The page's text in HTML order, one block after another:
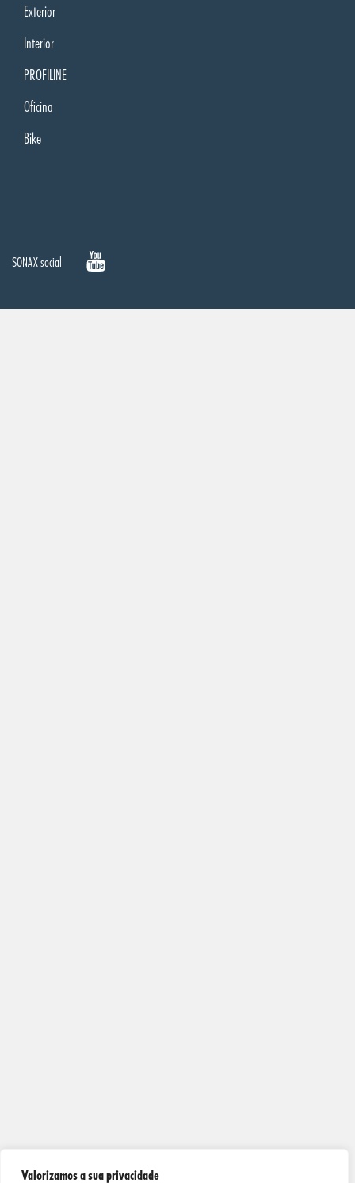
Valorizamos a sua privacidade
Exterior
Interior
PROFILINE
Oficina
Bike
SONAX social